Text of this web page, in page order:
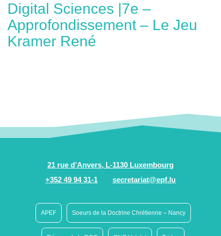
Digital Sciences |7e –
Approfondissement – Le Jeu
Kramer René
21 rue d’Anvers, L-1130 Luxembourg
+352 49 94 31-1
secretariat@epf.lu
APEF Soeurs de la Doctrine Chrétienne – Nancy